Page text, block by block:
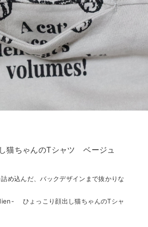
猫ちゃんのTシャツ ベージュ
め込んだ、バックデザインまで抜かりな
ひょっこり顔出し猫ちゃんのTシャ